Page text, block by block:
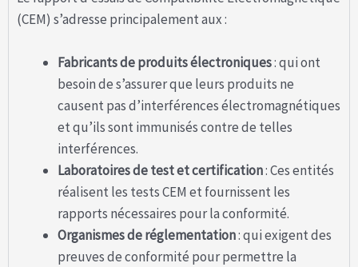
(CEM) s’adresse principalement aux :
Fabricants de produits électroniques: qui ont
besoin de s’assurer que leurs produits ne
causent pas d’interférences électromagnétiques
et qu’ils sont immunisés contre de telles
interférences.
Laboratoires de test et certification: Ces entités
réalisent les tests CEM et fournissent les
rapports nécessaires pour la conformité.
Organismes de réglementation: qui exigent des
preuves de conformité pour permettre la